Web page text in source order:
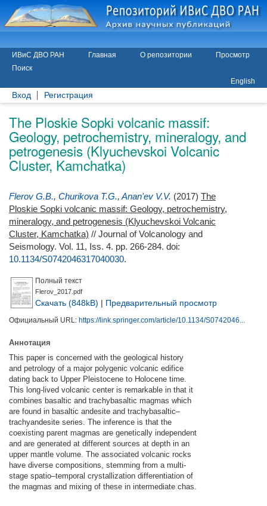
ИВиС ДВО РАН Главная О репозитории
Просмотр
Поиск
English
Вход Регистрация
The Ploskie Sopki volcanic massif:
Geology, petrochemistry, mineralogy, and
petrogenesis (Klyuchevskoi Volcanic
Cluster, Kamchatka)
Flerov G.B., Churikova T.G., Anan'ev V.V. (2017) The
Ploskie Sopki volcanic massif: Geology, petrochemistry,
mineralogy, and petrogenesis (Klyuchevskoi Volcanic
Cluster, Kamchatka) // Journal of Volcanology and
Seismology. Vol. 11, Iss. 4. pp. 266-284. doi:
10.1134/S0742046317040030.
Полный текст
Flerov_2017.pdf
Скачать (848kB) | Предварительный просмотр
Официальный URL: https://link.springer.com/article/10.1134/S0742046...
Аннотация
This paper is concerned with the geological history
and petrology of a major polygenic volcanic edifice
dating back to Upper Pleistocene to Holocene time.
This long-lived volcanic center is remarkable in that it
combines basaltic and trachybasaltic magmas which
are found in basaltic andesite and trachybasaltic–
trachyandesite series. The inference is that the
coexisting parent magmas are genetically independent
and are generated at different sources at depth in an
upper mantle volume. The associated volcanic rocks
have diverse compositions, stemming from a multi-
stage spatio–temporal crystallization differentiation of
the magmas and mixing of these in intermediate chas.